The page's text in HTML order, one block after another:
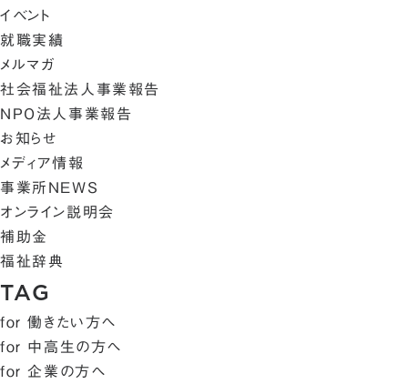
イベント
就職実績
メルマガ
社会福祉法人事業報告
NPO法人事業報告
お知らせ
メディア情報
事業所NEWS
オンライン説明会
補助金
福祉辞典
TAG
for 働きたい方へ
for 中高生の方へ
for 企業の方へ